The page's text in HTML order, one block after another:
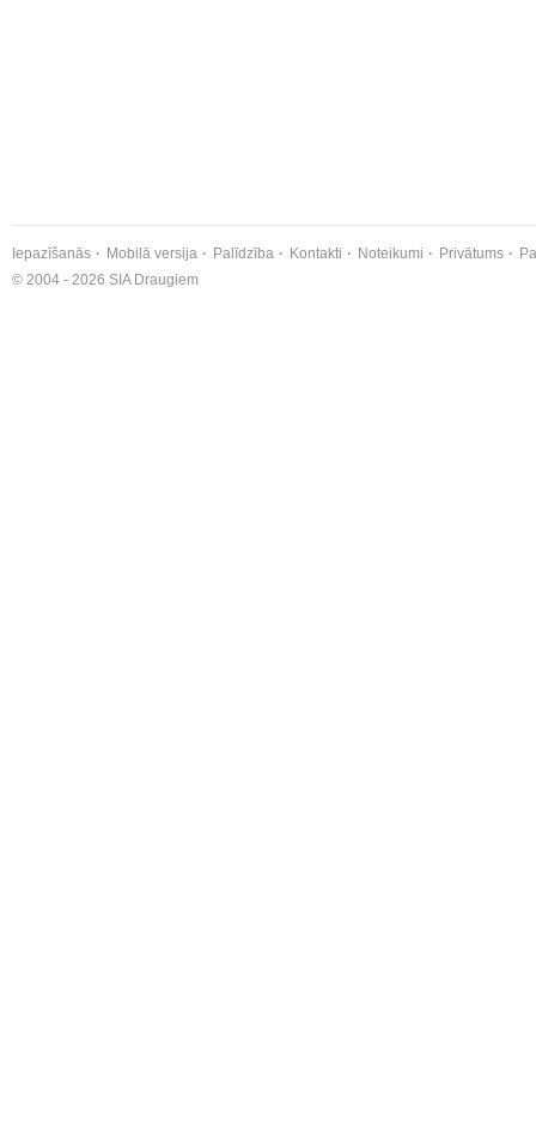
Iepazīšanās Mobilā versija Palīdzība Kontakti Noteikumi Privātums
© 2004 - 2026 SIA Draugiem